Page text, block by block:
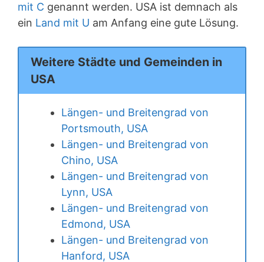
mit C genannt werden. USA ist demnach als
ein Land mit U am Anfang eine gute Lösung.
Weitere Städte und Gemeinden in
USA
Längen- und Breitengrad von
Portsmouth, USA
Längen- und Breitengrad von
Chino, USA
Längen- und Breitengrad von
Lynn, USA
Längen- und Breitengrad von
Edmond, USA
Längen- und Breitengrad von
Hanford, USA